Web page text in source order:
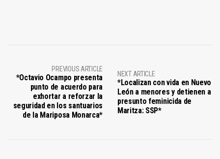
PREVIOUS ARTICLE
*Octavio Ocampo presenta
punto de acuerdo para
exhortar a reforzar la
seguridad en los santuarios
de la Mariposa Monarca*
NEXT ARTICLE
*Localizan con vida en Nuevo
León a menores y detienen a
presunto feminicida de
Maritza: SSP*